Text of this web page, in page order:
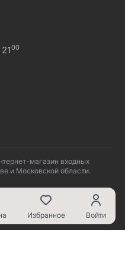
00
магазин входных
и Московской области.
Избранное Войти